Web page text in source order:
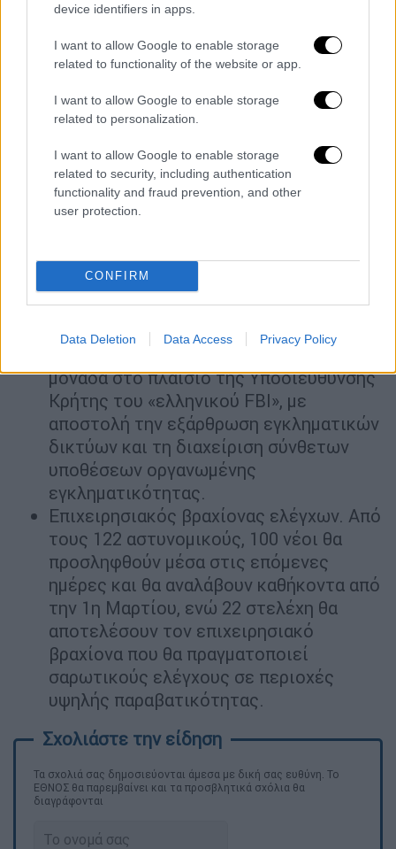
device identifiers in apps.
I want to allow Google to enable storage
related to functionality of the website or app.
I want to allow Google to enable storage
related to personalization.
I want to allow Google to enable storage
related to security, including authentication
functionality and fraud prevention, and other
user protection.
CONFIRM
Data Deletion Data Access Privacy Policy
Τρεις καθοριστικές πολιτικές για την
Κρήτη
παρουσίασε τρεις καθοριστικές πολιτικές
παρεμβάσεις που αλλάζουν τα δεδομένα
στην αστυνόμευση του νησιού.
Αναβάθμιση του Τμήματος
Αντιμετώπισης Οργανωμένου
ενισχύεται με 122 αστυνομικούς,
αποκτώντας αυξημένες επιχειρησιακές
δυνατότητες.
Ίδρυση ειδικού Τμήματος Εγκληματικών
μονάδα στο πλαίσιο της Υποδιεύθυνσης
Κρήτης του «ελληνικού FBI», με
αποστολή την εξάρθρωση εγκληματικών
δικτύων και τη διαχείριση σύνθετων
υποθέσεων οργανωμένης
εγκληματικότητας.
Επιχειρησιακός βραχίονας ελέγχων. Από
τους 122 αστυνομικούς, 100 νέοι θα
προσληφθούν μέσα στις επόμενες
ημέρες και θα αναλάβουν καθήκοντα από
την 1η Μαρτίου, ενώ 22 στελέχη θα
αποτελέσουν τον επιχειρησιακό
βραχίονα που θα πραγματοποιεί
σαρωτικούς ελέγχους σε περιοχές
υψηλής παραβατικότητας.
Τα σχολιά σας δημοσιεύονται άμεσα με δική σας ευθύνη. Το
ΕΘΝΟΣ θα παρεμβαίνει και τα προσβλητικά σχόλια θα
διαγράφονται